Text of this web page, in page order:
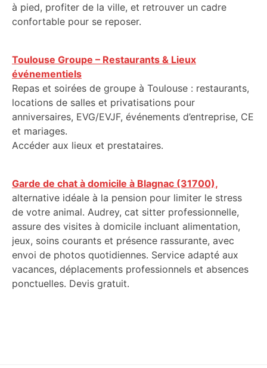
à pied, profiter de la ville, et retrouver un cadre
confortable pour se reposer.
Toulouse Groupe – Restaurants & Lieux
événementiels
Repas et soirées de groupe à Toulouse : restaurants,
locations de salles et privatisations pour
anniversaires, EVG/EVJF, événements d’entreprise, CE
et mariages.
Accéder aux lieux et prestataires.
Garde de chat à domicile à Blagnac (31700),
alternative idéale à la pension pour limiter le stress
de votre animal. Audrey, cat sitter professionnelle,
assure des visites à domicile incluant alimentation,
jeux, soins courants et présence rassurante, avec
envoi de photos quotidiennes. Service adapté aux
vacances, déplacements professionnels et absences
ponctuelles. Devis gratuit.